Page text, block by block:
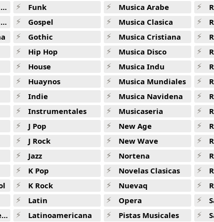
Eventide -
Dreamtime -
Connection -
Fragments -
New Paths -
Brooch -Lofi Hip Hop
Bulb -Lofi Hip Hop
Silhouettes -
Sentience -
Cold Feet -Lofi Hip Hop
Funk
Gospel
Gothic
Hip Hop
House
Huaynos
Indie
Instrumentales
J Pop
J Rock
Jazz
K Pop
K Rock
Latin
Latinoamericana
Musica Arabe
Musica Clasica
Musica Cristiana
Musica Disco
Musica Indu
Musica Mundiales
Musica Navidena
Musicaseria
New Age
New Wave
Nortena
Novelas Clasicas
Nuevaq
Opera
Pistas Musicales